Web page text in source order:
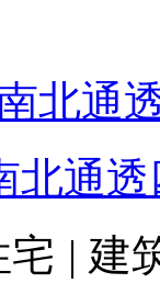
北通
宅 | 建